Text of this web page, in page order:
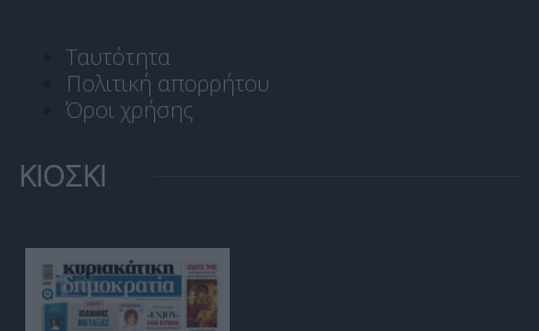
Ταυτότητα
Πολιτική απορρήτου
Όροι χρήσης
ΚΙΟΣΚΙ